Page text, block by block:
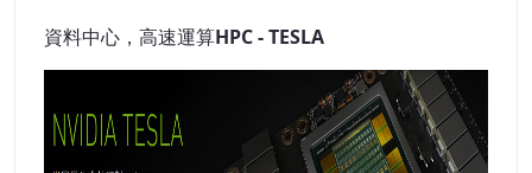
資料中心，高速運算HPC - TESLA